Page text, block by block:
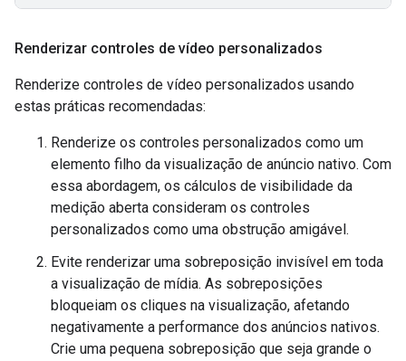
Renderizar controles de vídeo personalizados
Renderize controles de vídeo personalizados usando
estas práticas recomendadas:
Renderize os controles personalizados como um
elemento filho da visualização de anúncio nativo. Com
essa abordagem, os cálculos de visibilidade da
medição aberta consideram os controles
personalizados como uma obstrução amigável.
Evite renderizar uma sobreposição invisível em toda
a visualização de mídia. As sobreposições
bloqueiam os cliques na visualização, afetando
negativamente a performance dos anúncios nativos.
Crie uma pequena sobreposição que seja grande o